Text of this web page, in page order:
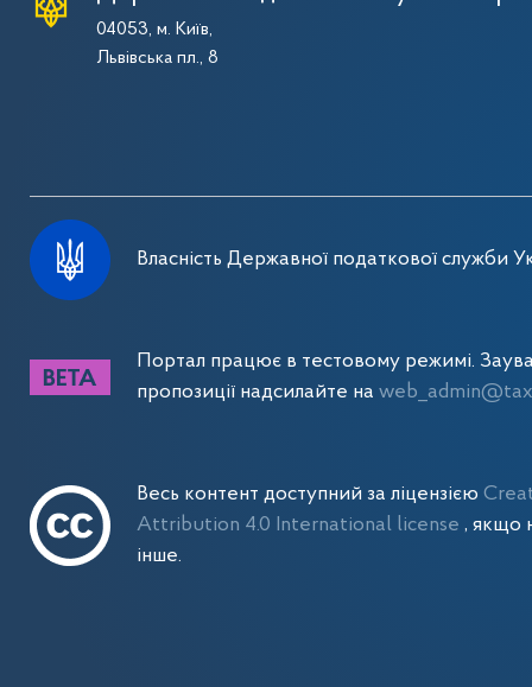
04053, м. Київ,
Львівська пл., 8
Власність Державної податкової служби
Портал працює в тестовому режимі.
пропозиції надсилайте на
Весь контент доступний за ліцензією
Attribution 4.0 International license , якщо
інше.